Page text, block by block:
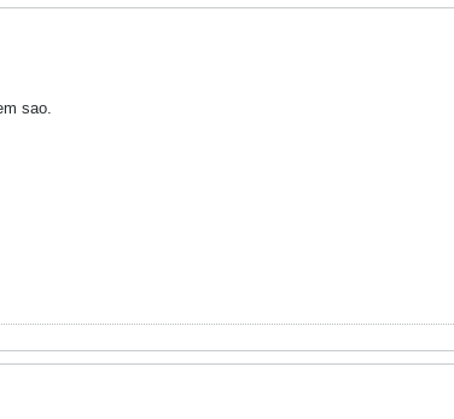
sao.